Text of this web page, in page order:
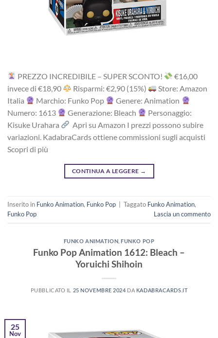
PREZZO INCREDIBILE – SUPER SCONTO!
‎€16,00
i‎nv‎ec‎e ‎di‎ €18,90
R‎is‎pa‎rm‎i: €2,90 ‎(15%)
Store: Amazon
Italia
Marchio: Funko Pop
Genere: Animation
Numero: 1613
Generazione: Bleach
Personaggio:
Kisuke Urahara
Apri su Amazon I prezzi possono subire
variazioni. KadabraCards ottiene commissioni sugli acquisti
Scopri di più
CONTINUA A LEGGERE →
Inserito in Funko Animation, Funko Pop Taggato Funko Animation,
Funko Pop
Lascia un commento
FUNKO ANIMATION ,FUNKO POP
Funko Pop Animation 1612: Bleach –
Yoruichi Shihoin
PUBBLICATO IL 25 NOVEMBRE 2024 DA KADABRACARDS.IT
25
Nov